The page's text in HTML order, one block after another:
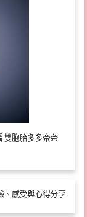
雙胞胎多多奈奈
、感受與心得分享